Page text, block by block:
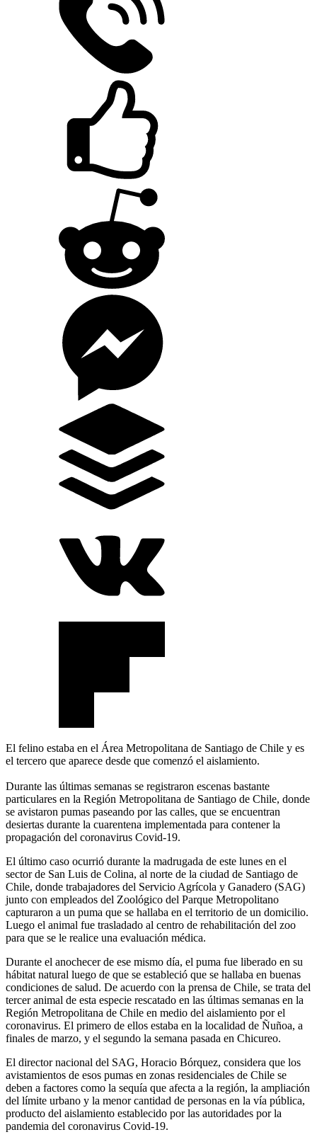
El felino estaba en el Área Metropolitana de Santiago de Chile y es
el tercero que aparece desde que comenzó el aislamiento.
Durante las últimas semanas se registraron escenas bastante
particulares en la Región Metropolitana de Santiago de Chile, donde
se avistaron pumas paseando por las calles, que se encuentran
desiertas durante la cuarentena implementada para contener la
propagación del coronavirus Covid-19.
El último caso ocurrió durante la madrugada de este lunes en el
sector de San Luis de Colina, al norte de la ciudad de Santiago de
Chile, donde trabajadores del Servicio Agrícola y Ganadero (SAG)
junto con empleados del Zoológico del Parque Metropolitano
capturaron a un puma que se hallaba en el territorio de un domicilio.
Luego el animal fue trasladado al centro de rehabilitación del zoo
para que se le realice una evaluación médica.
Durante el anochecer de ese mismo día, el puma fue liberado en su
hábitat natural luego de que se estableció que se hallaba en buenas
condiciones de salud. De acuerdo con la prensa de Chile, se trata del
tercer animal de esta especie rescatado en las últimas semanas en la
Región Metropolitana de Chile en medio del aislamiento por el
coronavirus. El primero de ellos estaba en la localidad de Ñuñoa, a
finales de marzo, y el segundo la semana pasada en Chicureo.
El director nacional del SAG, Horacio Bórquez, considera que los
avistamientos de esos pumas en zonas residenciales de Chile se
deben a factores como la sequía que afecta a la región, la ampliación
del límite urbano y la menor cantidad de personas en la vía pública,
producto del aislamiento establecido por las autoridades por la
pandemia del coronavirus Covid-19.